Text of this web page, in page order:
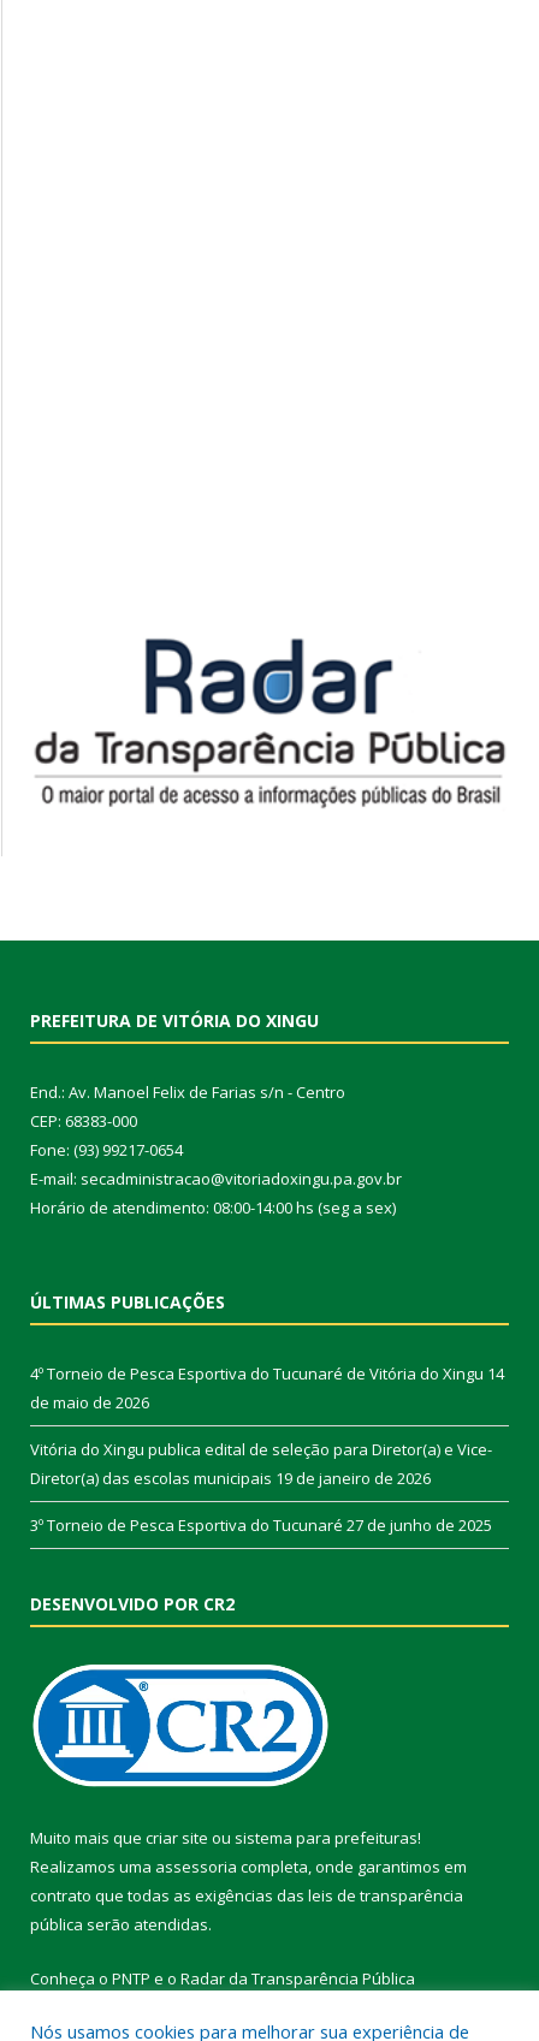
PREFEITURA DE VITÓRIA DO XINGU
End.: Av. Manoel Felix de Farias s/n - Centro
CEP: 68383-000
Fone: (93) 99217-0654
E-mail: secadministracao@vitoriadoxingu.pa.gov.br
Horário de atendimento: 08:00-14:00 hs (seg a sex)
ÚLTIMAS PUBLICAÇÕES
4º Torneio de Pesca Esportiva do Tucunaré de Vitória do Xingu 14
de maio de 2026
Vitória do Xingu publica edital de seleção para Diretor(a) e Vice-
Diretor(a) das escolas municipais 19 de janeiro de 2026
3º Torneio de Pesca Esportiva do Tucunaré 27 de junho de 2025
DESENVOLVIDO POR CR2
Muito mais que criar site ou sistema para prefeituras!
Realizamos uma assessoria completa, onde garantimos em
contrato que todas as exigências das leis de transparência
pública serão atendidas.
Conheça o PNTP e o Radar da Transparência Pública
Nós usamos cookies para melhorar sua experiência de